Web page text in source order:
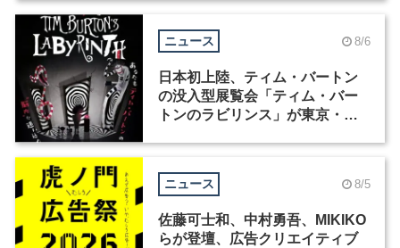
ニュース 8/6
日本初上陸、ティム・バートン
の没入型展覧会「ティム・バー
トンのラビリンス」が東京・豊
ニュース 8/5
佐藤可士和、中村勇吾、MIKIKO
らが登壇、広告クリエイティブ